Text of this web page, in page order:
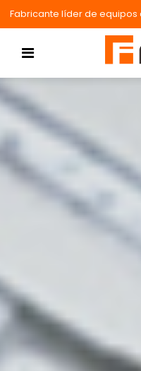
Fabricante líder de